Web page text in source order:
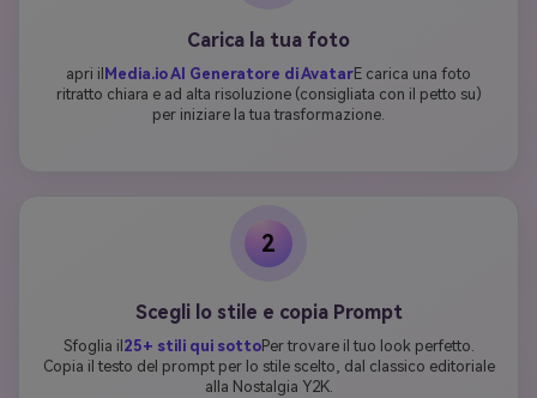
Carica la tua foto
apri il Media.io AI Generatore di AvatarE carica una foto
ritratto chiara e ad alta risoluzione (consigliata con il petto su)
per iniziare la tua trasformazione.
2
Scegli lo stile e copia Prompt
Sfoglia il 25+ stili qui sottoPer trovare il tuo look perfetto.
Copia il testo del prompt per lo stile scelto, dal classico editoriale
alla Nostalgia Y2K.